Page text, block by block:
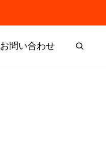
お問い合わせ